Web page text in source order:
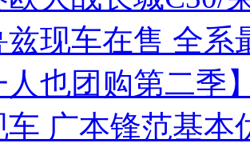
兹现车在售 全系
人也团购第二季
车 广本锋范基本